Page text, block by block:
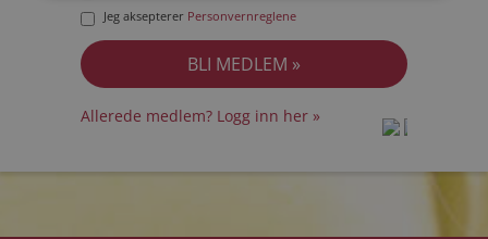
Jeg aksepterer Personvernreglene
Allerede medlem? Logg inn her »